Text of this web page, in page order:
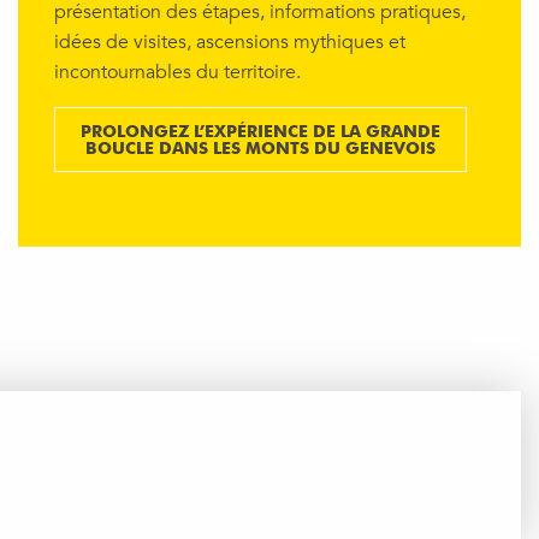
présentation des étapes, informations pratiques,
idées de visites, ascensions mythiques et
incontournables du territoire.
PROLONGEZ L’EXPÉRIENCE DE LA GRANDE
BOUCLE DANS LES MONTS DU GENEVOIS